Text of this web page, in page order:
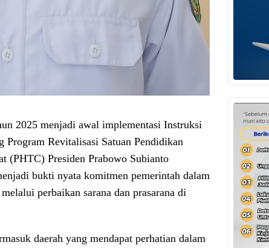
2025 menjadi awal implementasi Instruksi
Program Revitalisasi Satuan Pendidikan
(PHTC) Presiden Prabowo Subianto
bukti nyata komitmen pemerintah dalam
perbaikan sarana dan prasarana di
daerah yang mendapat perhatian dalam